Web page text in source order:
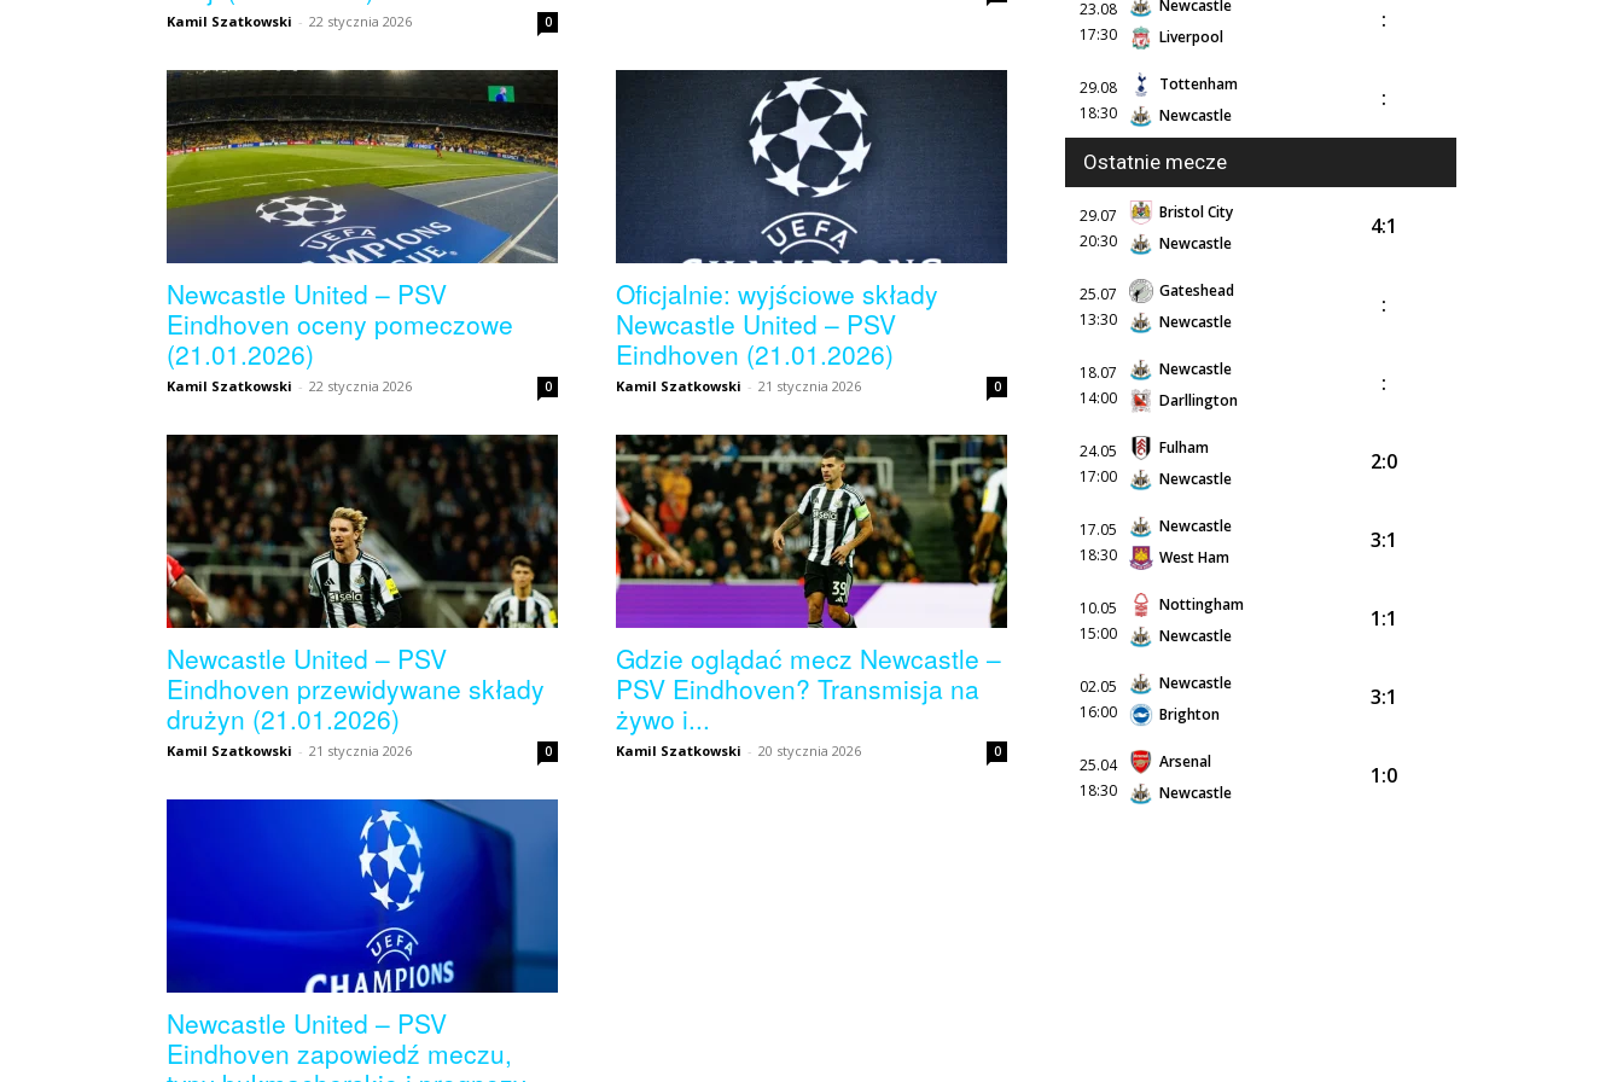
–
Kamil Szatkowski - 22 stycznia 2026 0
Newcastle United – PSV
Eindhoven oceny pomeczowe
(21.01.2026)
Kamil Szatkowski - 22 stycznia 2026 0
Oficjalnie: wyjściowe składy
Newcastle United – PSV
Eindhoven (21.01.2026)
Kamil Szatkowski - 21 stycznia 2026 0
Newcastle United – PSV
Eindhoven przewidywane składy
drużyn (21.01.2026)
Kamil Szatkowski - 21 stycznia 2026 0
Gdzie oglądać mecz Newcastle –
PSV Eindhoven? Transmisja na
żywo i...
Kamil Szatkowski - 20 stycznia 2026 0
Newcastle United – PSV
Eindhoven zapowiedź meczu,
23.08
17:30
Newcastle
Liverpool
:
29.08
18:30
Tottenham
Newcastle
:
Ostatnie mecze
29.07
20:30
Bristol City
Newcastle
4:1
25.07
13:30
Gateshead
Newcastle
:
18.07
14:00
Newcastle
Darllington
:
24.05
17:00
Fulham
Newcastle
2:0
17.05
18:30
Newcastle
West Ham
3:1
10.05
15:00
Nottingham
Newcastle
1:1
02.05
16:00
Newcastle
Brighton
3:1
25.04
18:30
Arsenal
Newcastle
1:0